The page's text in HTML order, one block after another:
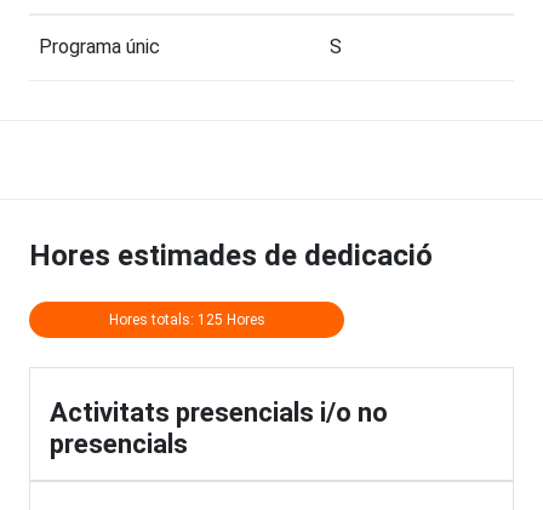
Programa únic S
Hores estimades de dedicació
Hores totals: 125 Hores
Activitats presencials i/o no
presencials